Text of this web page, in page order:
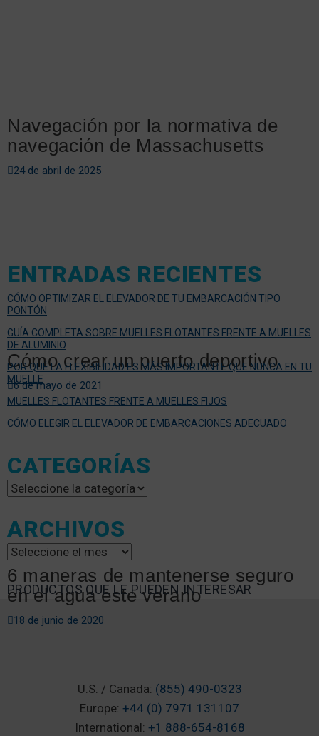
Navegación por la normativa de
navegación de Massachusetts
24 de abril de 2025
Cómo crear un puerto deportivo
6 de mayo de 2021
6 maneras de mantenerse seguro
en el agua este verano
18 de junio de 2020
ENTRADAS RECIENTES
CÓMO OPTIMIZAR EL ELEVADOR DE TU EMBARCACIÓN TIPO
PONTÓN
GUÍA COMPLETA SOBRE MUELLES FLOTANTES FRENTE A MUELLES
DE ALUMINIO
POR QUÉ LA FLEXIBILIDAD ES MÁS IMPORTANTE QUE NUNCA EN TU
MUELLE
MUELLES FLOTANTES FRENTE A MUELLES FIJOS
CÓMO ELEGIR EL ELEVADOR DE EMBARCACIONES ADECUADO
CATEGORÍAS
Categorías
ARCHIVOS
Archivos
PRODUCTOS QUE LE PUEDEN INTERESAR
U.S. / Canada: (855) 490-0323
Europe: +44 (0) 7971 131107
International: +1 888-654-8168